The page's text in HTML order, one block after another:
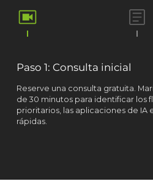
Paso 1: Consulta inicial
Reserve una consulta gratuita.
de 30 minutos para identificar los
prioritarios, las aplicaciones de IA
rápidas.